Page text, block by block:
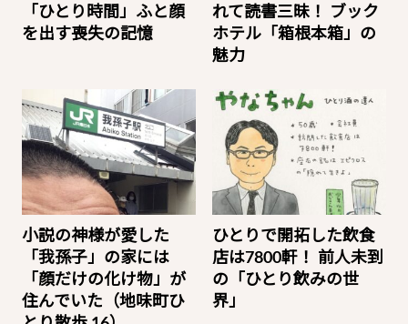
「ひとり時間」ふと顔
を出す喪失の記憶
れて読書三昧！ ブック
ホテル「箱根本箱」の
魅力
小説の神様が愛した
「我孫子」の家には
「顔だけの化け物」が
住んでいた（地味町ひ
ひとりで開拓した飲食
店は7800軒！ 前人未到
の「ひとり飲みの世
界」